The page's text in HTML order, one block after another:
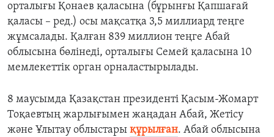
орталығы Қонаев қаласына (бұрынғы Қапшағай
қаласы – ред.) осы мақсатқа 3,5 миллиард теңге
жұмсалады. Қалған 839 миллион теңге Абай
облысына бөлінеді, орталығы Семей қаласына 10
мемлекеттік орган орналастырылады.
8 маусымда Қазақстан президенті Қасым-Жомарт
Тоқаевтың жарлығымен жаңадан Абай, Жетісу
және Ұлытау облыстары құрылған. Абай облысына